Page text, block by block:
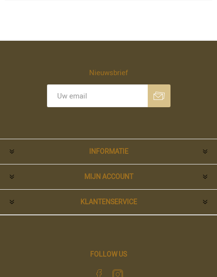
Nieuwsbrief
INFORMATIE
MIJN ACCOUNT
KLANTENSERVICE
FOLLOW US